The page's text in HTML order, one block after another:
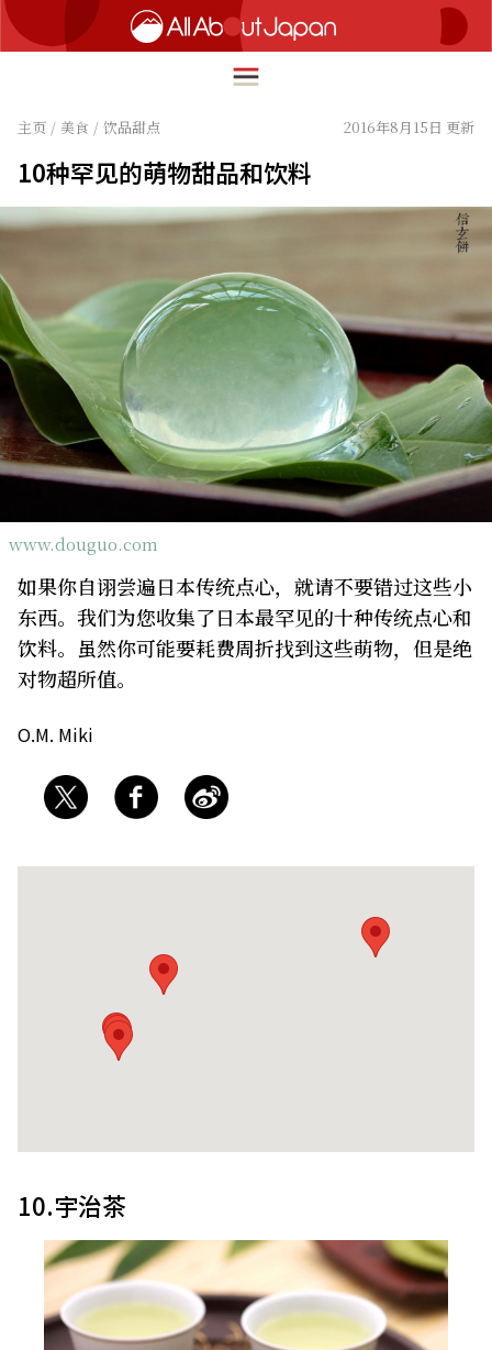
ภาษาไทย
한국어
日本語
HOME
美食
文化
热点
生活
关于我们
主页 / 美食 / 饮品甜点 2016年8月15日 更新
10种罕见的萌物甜品和饮料
www.douguo.com
如果你自诩尝遍日本传统点心，就请不要错过这些小
东西。我们为您收集了日本最罕见的十种传统点心和
饮料。虽然你可能要耗费周折找到这些萌物，但是绝
对物超所值。
O.M. Miki
10.宇治茶